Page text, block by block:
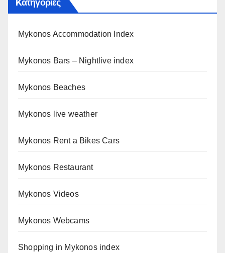
Kατηγορίες
Mykonos Accommodation Index
Mykonos Bars – Nightlive index
Mykonos Beaches
Mykonos live weather
Mykonos Rent a Bikes Cars
Mykonos Restaurant
Mykonos Videos
Mykonos Webcams
Shopping in Mykonos index